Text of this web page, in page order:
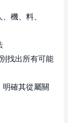
機、料、
找出所有可能
明確其從屬關